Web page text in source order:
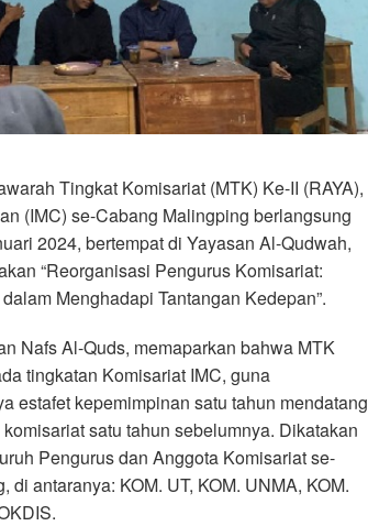
Tingkat Komisariat (MTK) Ke-II (RAYA),
(IMC) se-Cabang Malingping berlangsung
2024, bertempat di Yayasan Al-Qudwah,
“Reorganisasi Pengurus Komisariat:
Menghadapi Tantangan Kedepan”.
Nafs Al-Quds, memaparkan bahwa MTK
tingkatan Komisariat IMC, guna
estafet kepemimpinan satu tahun mendatang
satu tahun sebelumnya. Dikatakan
Pengurus dan Anggota Komisariat se-
antaranya: KOM. UT, KOM. UNMA, KOM.